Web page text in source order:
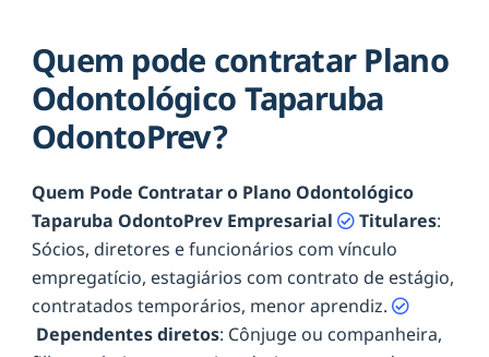
Quem pode contratar Plano
Odontológico Taparuba
OdontoPrev?
Quem Pode Contratar o Plano Odontológico
Taparuba OdontoPrev Empresarial
Titulares:
Sócios, diretores e funcionários com vínculo
empregatício, estagiários com contrato de estágio,
contratados temporários, menor aprendiz.
Dependentes diretos: Cônjuge ou companheira,